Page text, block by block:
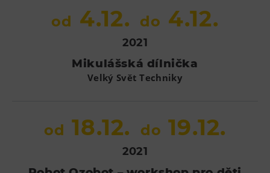
od 4.12. do 4.12.
2021
Mikulášská dílnička
Velký Svět Techniky
od 18.12. do 19.12.
2021